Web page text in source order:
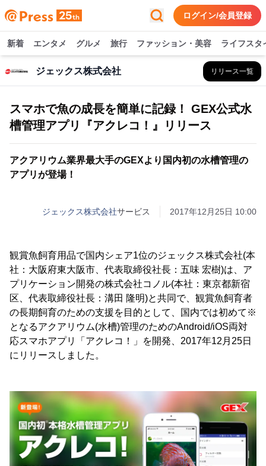
ログイン/会員登録
新着 エンタメ グルメ 旅行 ファッション・美容 ライフスタ
ジェックス株式会社 リリース一覧
スマホで魚の成長を簡単に記録！ GEX公式水
槽管理アプリ『アクレコ！』リリース
アクアリウム業界最大手のGEXより国内初の水槽管理の
アプリが登場！
ジェックス株式会社サービス 2017年12月25日 10:00
観賞魚飼育用品で国内シェア1位のジェックス株式会社(本
社：大阪府東大阪市、代表取締役社長：五味 宏樹)は、ア
プリケーション開発の株式会社コノル(本社：東京都新宿
区、代表取締役社長：溝田 隆明)と共同で、観賞魚飼育者
の長期飼育のための支援を目的として、国内では初めて※
となるアクアリウム(水槽)管理のためのAndroid/iOS両対
応スマホアプリ「アクレコ！」を開発、2017年12月25日
にリリースしました。